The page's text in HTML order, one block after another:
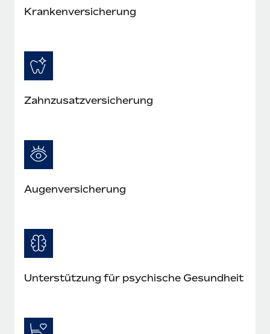
Krankenversicherung
Zahnzusatzversicherung
Augenversicherung
Unterstützung für psychische Gesundheit